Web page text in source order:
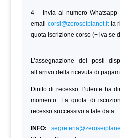
4 – Invia al numero Whatsapp
email corsi@zeroseiplanet.itla
quota iscrizione corso (+ iva se
L’assegnazione dei posti
all’arrivo della ricevuta di
Diritto di recesso: l’utente ha
momento. La quota di
recesso successivo a tale data.
INFO: